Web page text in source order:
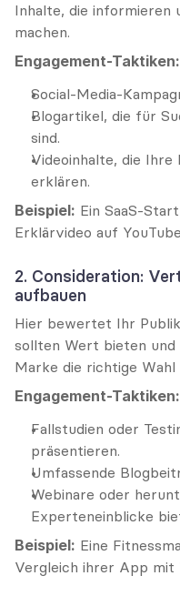
Inhalte, die informieren
machen.
Engagement-Taktiken:
Social-Media-
Blogartikel, die für
sind.
Videoinhalte, die
erklären.
Beispiel: Ein SaaS-
Erklärvideo auf
2. Consideration:
aufbauen
Hier bewertet Ihr
sollten Wert bieten
Marke die richtige Wahl
Engagement-Taktiken:
Fallstudien oder
präsentieren.
Umfassende
Webinare oder
Experteneinblicke
Beispiel: Eine
Vergleich ihrer App